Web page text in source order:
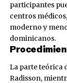
participantes
centros
moderno y
dominicanos.
La parte teórica
Radisson,